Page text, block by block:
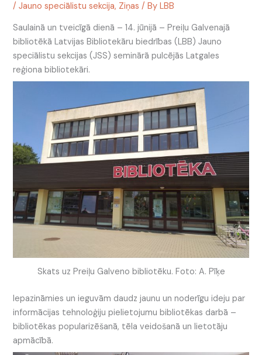
/Jauno speciālistu sekcija, Ziņas / ByLBB
Saulainā un tveicīgā dienā – 14. jūnijā – Preiļu Galvenajā
bibliotēkā Latvijas Bibliotekāru biedrības (LBB) Jauno
speciālistu sekcijas (JSS) seminārā pulcējās Latgales
reģiona bibliotekāri.
Skats uz Preiļu Galveno bibliotēku. Foto: A. Pīķe
Iepazināmies un ieguvām daudz jaunu un noderīgu ideju par
informācijas tehnoloģiju pielietojumu bibliotēkas darbā –
bibliotēkas popularizēšanā, tēla veidošanā un lietotāju
apmācībā.